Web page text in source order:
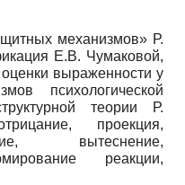
механизмов» Р.
Е.В. Чумаковой,
выраженности у
психологической
теории Р.
проекция,
вытеснение,
реакции,